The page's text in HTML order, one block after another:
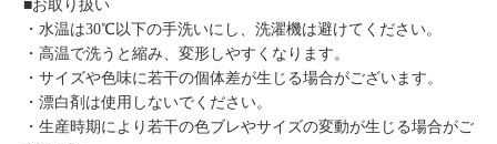
■お取り扱い
・水温は30℃以下の手洗いにし、洗濯機は避けてください。
・高温で洗うと縮み、変形しやすくなります。
・サイズや色味に若干の個体差が生じる場合がございます。
・漂白剤は使用しないでください。
・生産時期により若干の色ブレやサイズの変動が生じる場合がご